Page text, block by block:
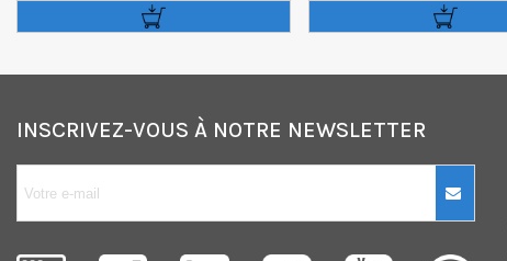
INSCRIVEZ-VOUS À NOTRE NEWSLETTER
10€ OFFERTS sur
votre premier
achat !